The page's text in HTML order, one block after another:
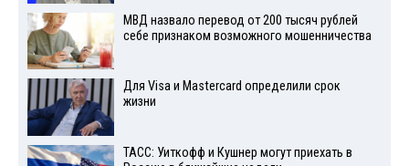
МВД назвало перевод от 200 тысяч рублей
себе признаком возможного мошенничества
Для Visа и Mastercard определили срок
жизни
ТАСС: Уиткофф и Кушнер могут приехать в